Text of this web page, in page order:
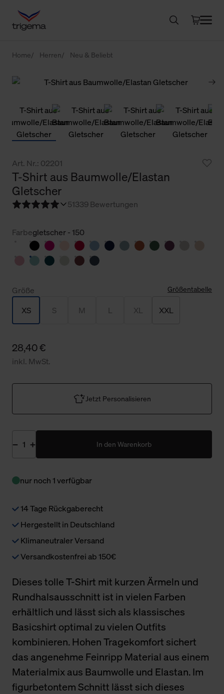
Home Herren Neu & Beliebt
Art. Nr.: 02201
T-Shirt aus Baumwolle/Elastan
Gletscher
51339 Bewertungen
Farbegletscher - 150
Größe Größentabelle
XS S M L XL XXL
28,40 €
inkl. MwSt.
Jetzt Personalisieren
In den Warenkorb
nur noch 1 verfügbar
14 Tage Rückgaberecht
Hergestellt in Deutschland
Klimaneutraler Versand
Versandkostenfrei ab 150€
Dieses tolle T-Shirt mit kurzen Ärmeln und
Rundhalsausschnitt ist in vielen Farben
erhältlich und lässt sich als klassisches
Basicshirt optimal zu vielen Outfits
kombinieren. Hohen Tragekomfort sichert
das angenehme Feinripp Material aus einem
Materialmix aus Baumwolle und Elastan. Im
figurbetontem Schnitt lässt sich dieses